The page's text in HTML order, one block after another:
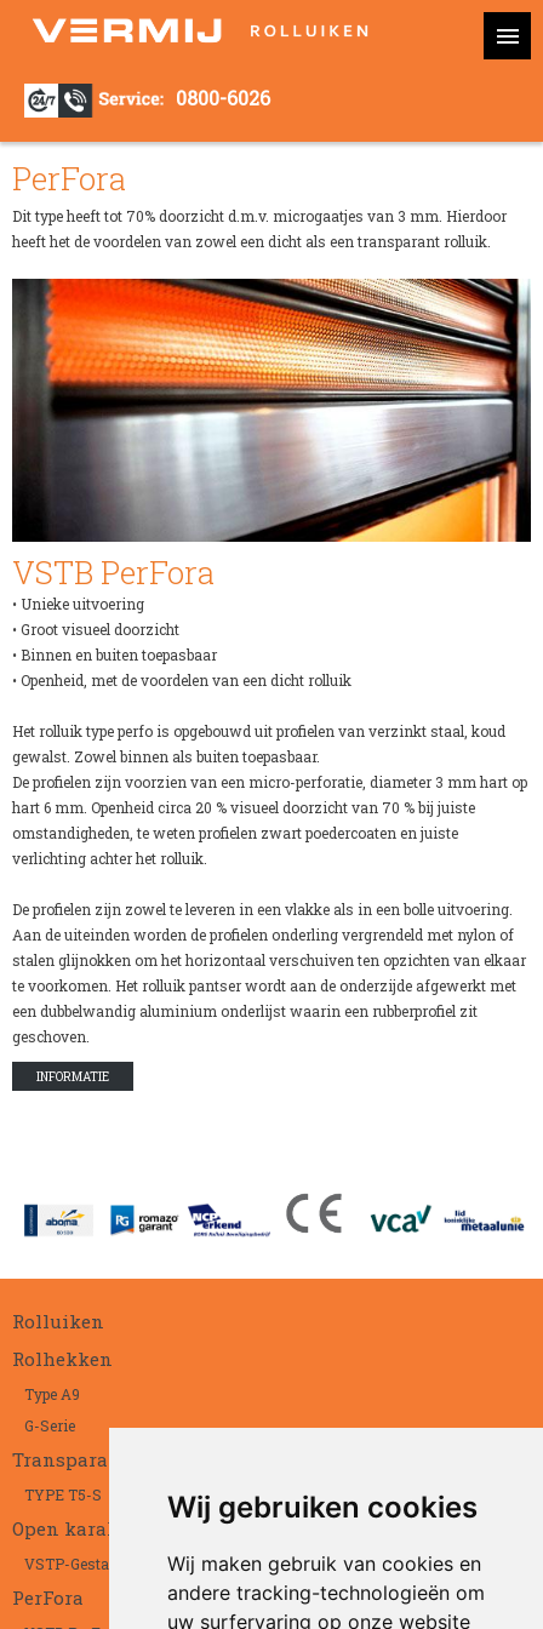
Wij gebruiken cookies
Wij maken gebruik van cookies en
andere tracking-technologieën om
uw surfervaring op onze website
0800-6026
PerFora
Dit type heeft tot 70% doorzicht d.m.v. microgaatjes van 3 mm. Hierdoor
heeft het de voordelen van zowel een dicht als een transparant rolluik.
VSTB PerFora
• Unieke uitvoering
• Groot visueel doorzicht
• Binnen en buiten toepasbaar
• Openheid, met de voordelen van een dicht rolluik
Het rolluik type perfo is opgebouwd uit profielen van verzinkt staal, koud
gewalst. Zowel binnen als buiten toepasbaar.
De profielen zijn voorzien van een micro-perforatie, diameter 3 mm hart op
hart 6 mm. Openheid circa 20 % visueel doorzicht van 70 % bij juiste
omstandigheden, te weten profielen zwart poedercoaten en juiste
verlichting achter het rolluik.
De profielen zijn zowel te leveren in een vlakke als in een bolle uitvoering.
Aan de uiteinden worden de profielen onderling vergrendeld met nylon of
stalen glijnokken om het horizontaal verschuiven ten opzichten van elkaar
te voorkomen. Het rolluik pantser wordt aan de onderzijde afgewerkt met
een dubbelwandig aluminium onderlijst waarin een rubberprofiel zit
geschoven.
INFORMATIE
Rolluiken
Rolhekken
Type A9
G-Serie
Transparant
TYPE T5-S
Open karakter
VSTP-Gestanst
PerFora